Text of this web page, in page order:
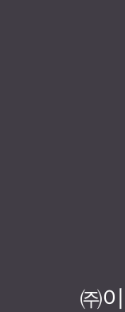
㈜